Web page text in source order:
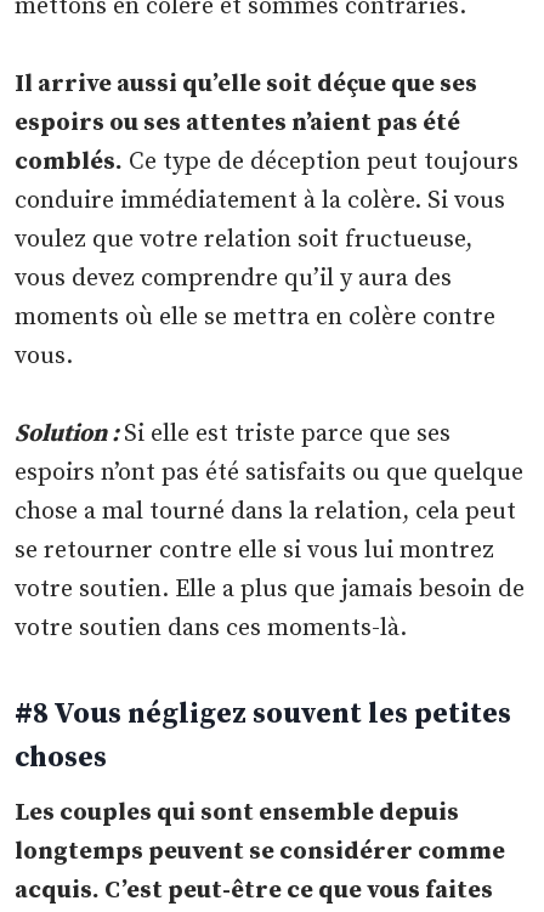
mettons en colère et sommes contrariés.
Il arrive aussi qu’elle soit déçue que ses
espoirs ou ses attentes n’aient pas été
comblés. Ce type de déception peut toujours
conduire immédiatement à la colère. Si vous
voulez que votre relation soit fructueuse,
vous devez comprendre qu’il y aura des
moments où elle se mettra en colère contre
vous.
Solution :Si elle est triste parce que ses
espoirs n’ont pas été satisfaits ou que quelque
chose a mal tourné dans la relation, cela peut
se retourner contre elle si vous lui montrez
votre soutien. Elle a plus que jamais besoin de
votre soutien dans ces moments-là.
#8 Vous négligez souvent les petites
choses
Les couples qui sont ensemble depuis
longtemps peuvent se considérer comme
acquis. C’est peut-être ce que vous faites